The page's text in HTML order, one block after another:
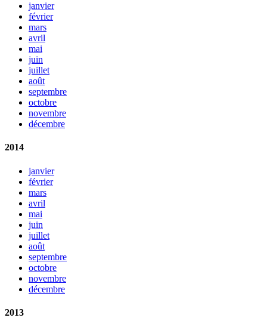
janvier
février
mars
avril
mai
juin
juillet
août
septembre
octobre
novembre
décembre
2014
janvier
février
mars
avril
mai
juin
juillet
août
septembre
octobre
novembre
décembre
2013